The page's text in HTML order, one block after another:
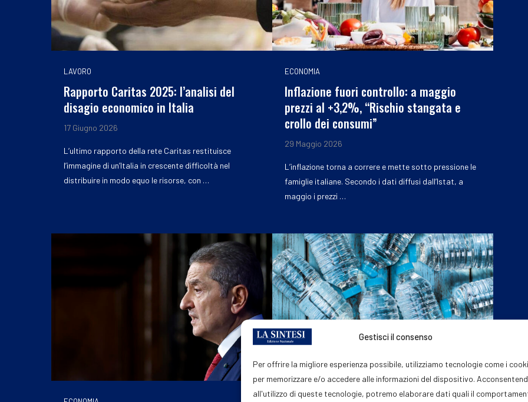
Gestisci il consenso
Per offrire la migliore esperienza possibile, utilizziamo tecnologie come i
per memorizzare e/o accedere alle informazioni del dispositivo.
all'utilizzo di queste tecnologie, potremo elaborare dati quali il
LAVORO
Rapporto Caritas 2025: l’analisi del
disagio economico in Italia
17 Giugno 2026
L’ultimo rapporto della rete Caritas restituisce
l’immagine di un’Italia in crescente difficoltà nel
distribuire in modo equo le risorse, con …
ECONOMIA
Inflazione fuori controllo: a maggio
prezzi al +3,2%, “Rischio stangata e
crollo dei consumi”
29 Maggio 2026
L’inflazione torna a correre e mette sotto pressione le
famiglie italiane. Secondo i dati diffusi dall’Istat, a
maggio i prezzi …